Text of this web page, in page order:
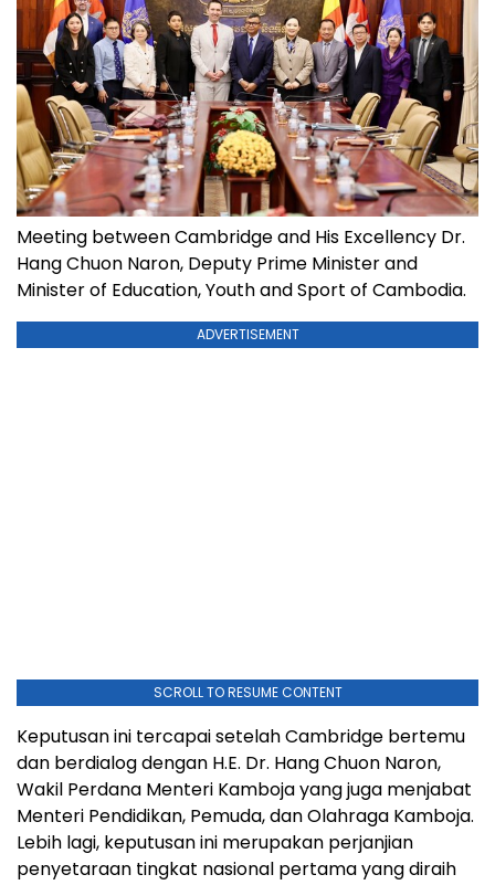
Meeting between Cambridge and His Excellency Dr.
Hang Chuon Naron, Deputy Prime Minister and
Minister of Education, Youth and Sport of Cambodia.
ADVERTISEMENT
SCROLL TO RESUME CONTENT
Keputusan ini tercapai setelahCambridge bertemu
dan berdialog dengan H.E. Dr. Hang Chuon Naron,
Wakil Perdana Menteri Kamboja yang juga menjabat
Menteri Pendidikan, Pemuda, dan Olahraga Kamboja.
Lebih lagi, keputusan ini merupakan perjanjian
penyetaraan tingkat nasional pertama yang diraih